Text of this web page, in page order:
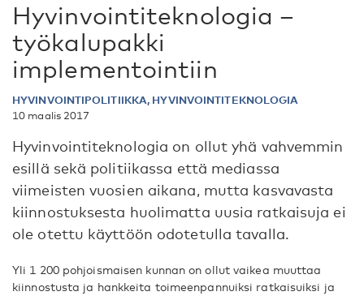
Hyvinvointiteknologia –
työkalupakki
implementointiin
HYVINVOINTIPOLITIIKKA, HYVINVOINTITEKNOLOGIA
10 maalis 2017
Hyvinvointiteknologia on ollut yhä vahvemmin
esillä sekä politiikassa että mediassa
viimeisten vuosien aikana, mutta kasvavasta
kiinnostuksesta huolimatta uusia ratkaisuja ei
ole otettu käyttöön odotetulla tavalla.
Yli 1 200 pohjoismaisen kunnan on ollut vaikea muuttaa
kiinnostusta ja hankkeita toimeenpannuiksi ratkaisuiksi ja